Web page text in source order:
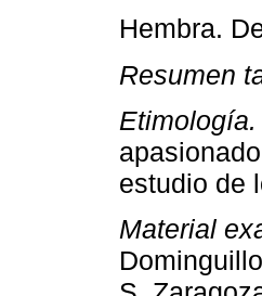
Hembra.
Resumen
Etimología.
estudio de
Material